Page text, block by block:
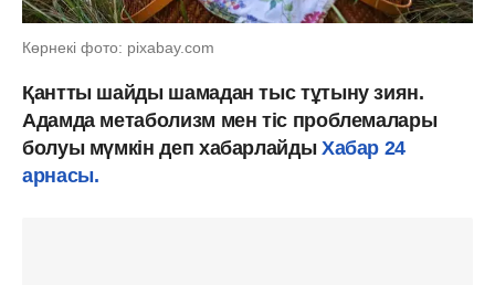
Көрнекі фото: pixabay.com
Қантты шайды шамадан тыс тұтыну зиян.
Адамда метаболизм мен тіс проблемалары
болуы мүмкін деп хабарлайды Хабар 24
арнасы.